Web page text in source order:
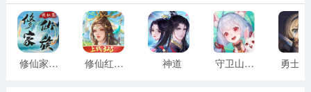
修仙家族模拟器折相思最新版 修仙红包版 神道 守卫山海封神